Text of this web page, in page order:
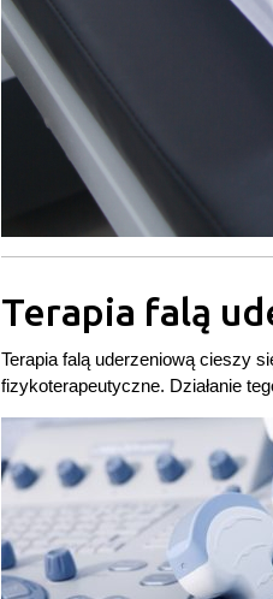
Terapia falą
Terapia falą uderzeniową cieszy
fizykoterapeutyczne. Działanie